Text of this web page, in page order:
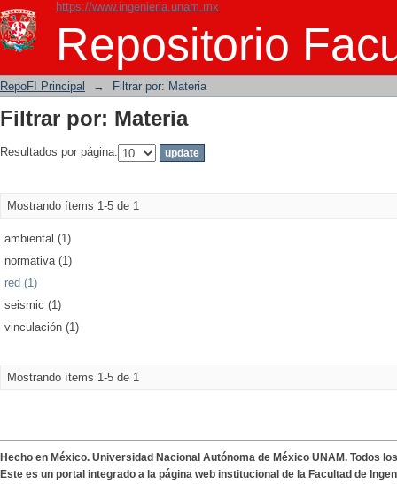
https://www.ingenieria.unam.mx
Repositorio
Filtrar por: Materia
RepoFI Principal → Filtrar por: Materia
Filtrar por: Materia
Resultados por página:
Mostrando ítems 1-5 de 1
ambiental (1)
normativa (1)
red (1)
seismic (1)
vinculación (1)
Mostrando ítems 1-5 de 1
Hecho en México. Universidad Nacional Autónoma de México UNAM. Todos
Este es un portal integrado a la página web institucional de la Facultad de